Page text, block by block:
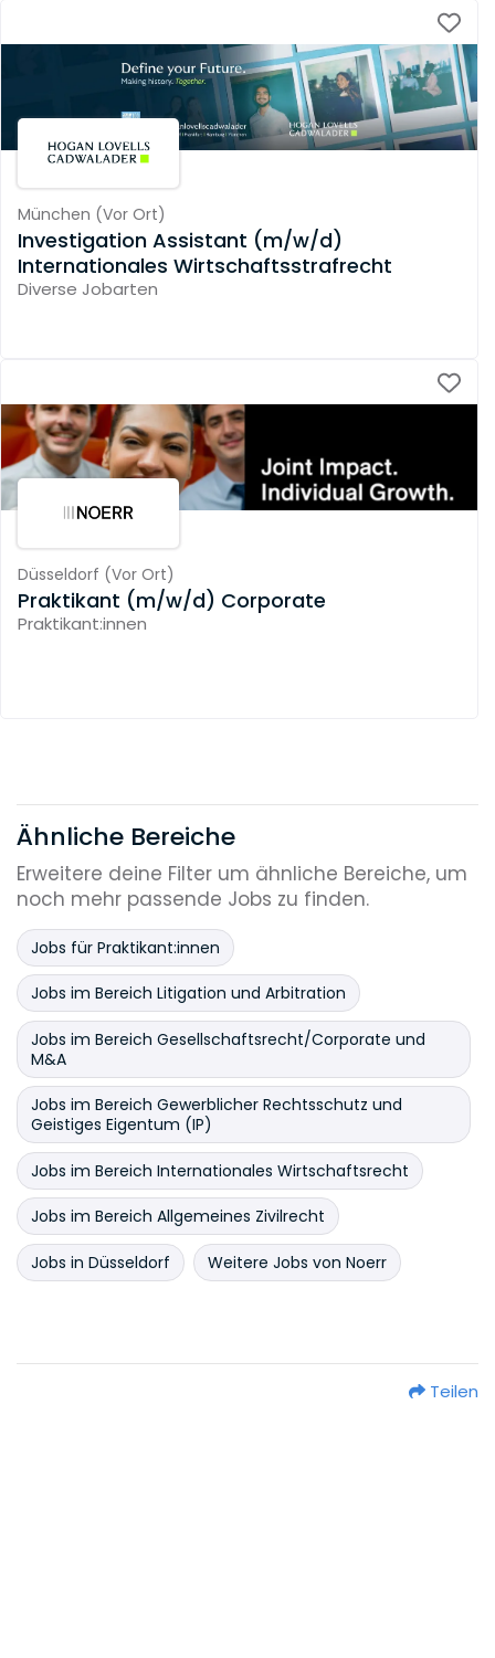
München (Vor Ort)
Investigation Assistant (m/w/d)
Internationales Wirtschaftsstrafrecht
Diverse Jobarten
Düsseldorf (Vor Ort)
Praktikant (m/w/d) Corporate
Praktikant:innen
Ähnliche Bereiche
Erweitere deine Filter um ähnliche Bereiche, um
noch mehr passende Jobs zu finden.
Jobs für Praktikant:innen
Jobs im Bereich Litigation und Arbitration
Jobs im Bereich Gesellschaftsrecht/Corporate und
M&A
Jobs im Bereich Gewerblicher Rechtsschutz und
Geistiges Eigentum (IP)
Jobs im Bereich Internationales Wirtschaftsrecht
Jobs im Bereich Allgemeines Zivilrecht
Jobs in Düsseldorf Weitere Jobs von Noerr
Teilen